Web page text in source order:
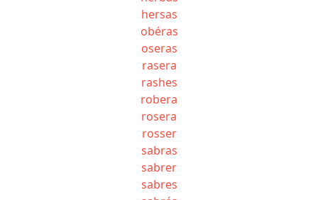
hersas
obéras
oseras
rasera
rashes
robera
rosera
rosser
sabras
sabrer
sabres